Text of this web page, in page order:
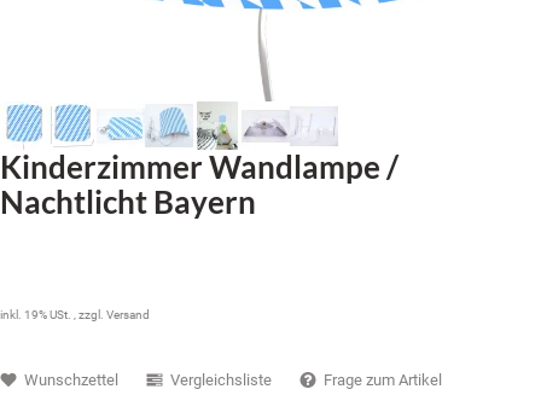
Kinderzimmer Wandlampe /
Nachtlicht Bayern
inkl. 19% USt. , zzgl. Versand
Wunschzettel Vergleichsliste Frage zum Artikel